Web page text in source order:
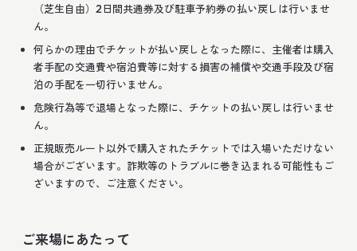
（芝生自由）2日間共通券及び駐車予約券の払い戻しは行いませ
ん。
何らかの理由でチケットが払い戻しとなった際に、主催者は購入
者手配の交通費や宿泊費等に対する損害の補償や交通手段及び宿
泊の手配を一切行いません。
危険行為等で退場となった際に、チケットの払い戻しは行いませ
ん。
正規販売ルート以外で購入されたチケットでは入場いただけない
場合がございます。詐欺等のトラブルに巻き込まれる可能性もご
ざいますので、ご注意ください。
ご来場にあたって